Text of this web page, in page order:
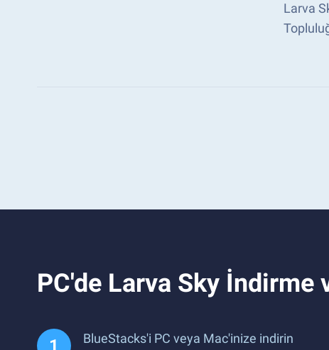
Larva
PC'de Larva Sky İndirme
BlueStacks'i PC veya Mac'inize indirin